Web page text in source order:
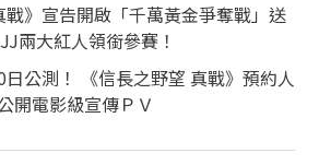
戰》宣告開啟「千萬黃金爭奪戰」送
兩大紅人領銜參賽！
公測！ 《信長之野望 真戰》預約人
開電影級宣傳ＰＶ